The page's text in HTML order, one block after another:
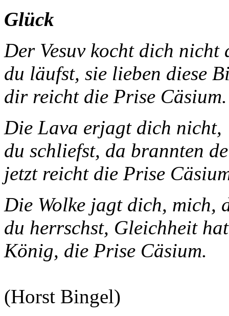
Glück
Der Vesuv kocht
du läufst, sie lieben diese
dir reicht die Prise Cäsium.
Die Lava erjagt dich nicht,
du schliefst, da brannten
jetzt reicht die Prise
Die Wolke jagt dich, mich,
du herrschst, Gleichheit
König, die Prise Cäsium.
(Horst Bingel)